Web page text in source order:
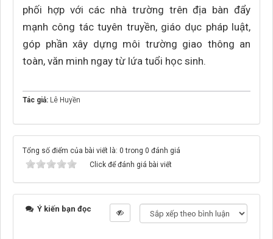
phối hợp với các nhà trường trên địa bàn đẩy
mạnh công tác tuyên truyền, giáo dục pháp luật,
góp phần xây dựng môi trường giao thông an
toàn, văn minh ngay từ lứa tuổi học sinh.
Tác giả: Lê Huyền
Tổng số điểm của bài viết là: 0 trong 0 đánh giá
Click để đánh giá bài viết
Ý kiến bạn đọc